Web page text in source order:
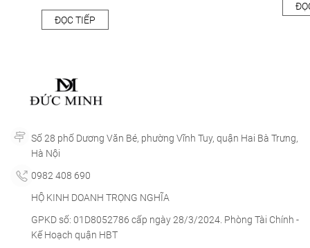
ĐỌC TIẾP
Số 28 phố Dương Văn Bé, phường Vĩnh Tuy, quận Hai Bà Trưng,
Hà Nội
0982 408 690
HỘ KINH DOANH TRỌNG NGHĨA
GPKD số: 01D8052786 cấp ngày 28/3/2024. Phòng Tài Chính -
Kế Hoạch quận HBT